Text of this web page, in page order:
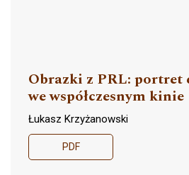
Obrazki z PRL: portret
we współczesnym kinie
Łukasz Krzyżanowski
PDF